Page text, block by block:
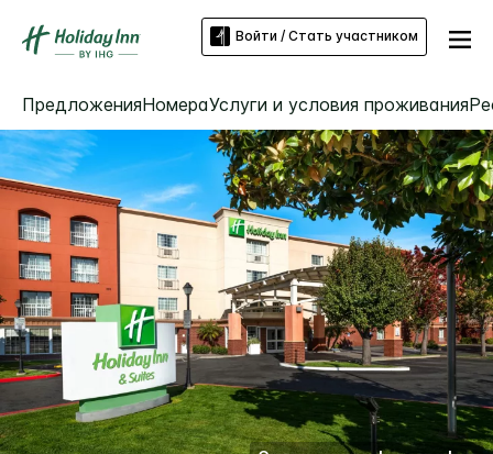
Войти / Стать участником
ПредложенияНомераУслуги и условия проживания